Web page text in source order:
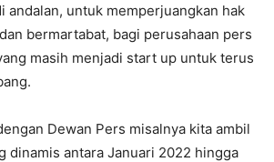
andalan, untuk memperjuangkan hak
bermartabat, bagi perusahaan pers
masih menjadi start up untuk terus
Dewan Pers misalnya kita ambil
dinamis antara Januari 2022 hingga